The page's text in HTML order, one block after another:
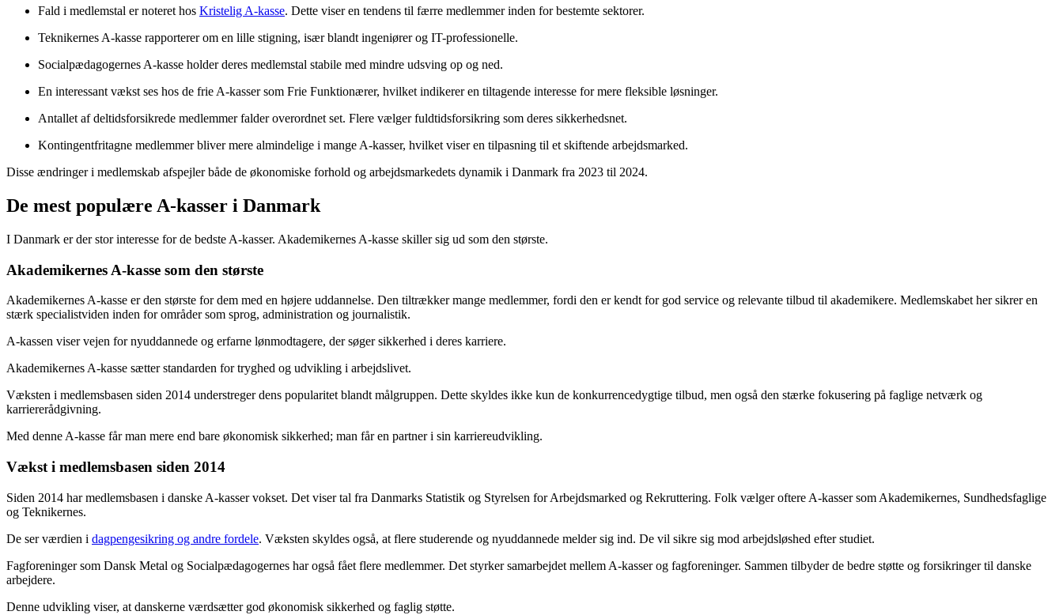
Fald i medlemstal er noteret hos Kristelig A-kasse. Dette viser en tendens til færre medlemmer inden for bestemte sektorer.
Teknikernes A-kasse rapporterer om en lille stigning, især blandt ingeniører og IT-professionelle.
Socialpædagogernes A-kasse holder deres medlemstal stabile med mindre udsving op og ned.
En interessant vækst ses hos de frie A-kasser som Frie Funktionærer, hvilket indikerer en tiltagende interesse for mere fleksible løsninger.
Antallet af deltidsforsikrede medlemmer falder overordnet set. Flere vælger fuldtidsforsikring som deres sikkerhedsnet.
Kontingentfritagne medlemmer bliver mere almindelige i mange A-kasser, hvilket viser en tilpasning til et skiftende arbejdsmarked.
Disse ændringer i medlemskab afspejler både de økonomiske forhold og arbejdsmarkedets dynamik i Danmark fra 2023 til 2024.
De mest populære A-kasser i Danmark
I Danmark er der stor interesse for de bedste A-kasser. Akademikernes A-kasse skiller sig ud som den største.
Akademikernes A-kasse som den største
Akademikernes A-kasse er den største for dem med en højere uddannelse. Den tiltrækker mange medlemmer, fordi den er kendt for god service og relevante tilbud til akademikere. Medlemskabet her sikrer en
stærk specialistviden inden for områder som sprog, administration og journalistik.
A-kassen viser vejen for nyuddannede og erfarne lønmodtagere, der søger sikkerhed i deres karriere.
Akademikernes A-kasse sætter standarden for tryghed og udvikling i arbejdslivet.
Væksten i medlemsbasen siden 2014 understreger dens popularitet blandt målgruppen. Dette skyldes ikke kun de konkurrencedygtige tilbud, men også den stærke fokusering på faglige netværk og
karriererådgivning.
Med denne A-kasse får man mere end bare økonomisk sikkerhed; man får en partner i sin karriereudvikling.
Vækst i medlemsbasen siden 2014
Siden 2014 har medlemsbasen i danske A-kasser vokset. Det viser tal fra Danmarks Statistik og Styrelsen for Arbejdsmarked og Rekruttering. Folk vælger oftere A-kasser som Akademikernes, Sundhedsfaglige
og Teknikernes.
De ser værdien i dagpengesikring og andre fordele. Væksten skyldes også, at flere studerende og nyuddannede melder sig ind. De vil sikre sig mod arbejdsløshed efter studiet.
Fagforeninger som Dansk Metal og Socialpædagogernes har også fået flere medlemmer. Det styrker samarbejdet mellem A-kasser og fagforeninger. Sammen tilbyder de bedre støtte og forsikringer til danske
arbejdere.
Denne udvikling viser, at danskerne værdsætter god økonomisk sikkerhed og faglig støtte.